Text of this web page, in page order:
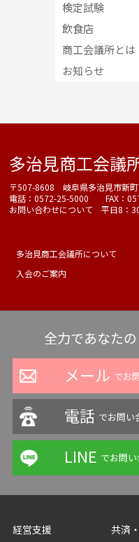
検定試験
飲食店
商工会議所とは
お知らせ
多治見商工会議
〒507-8608 岐阜県多治見市新
電話：0572-25-5000 FAX：
お問い合わせについて 平日8：
多治見商工会議所について
入会のご案内
全力であなた
メール でお
電話 でお問い
LINE でお問
経営支援
共済